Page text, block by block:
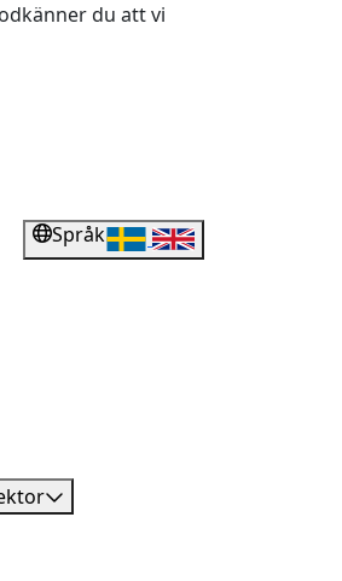
du att vi
Språk